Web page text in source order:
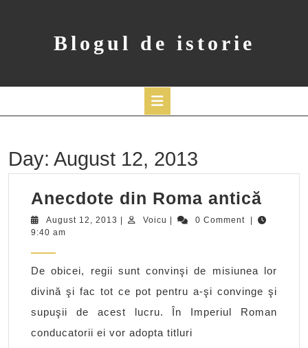
Blogul de istorie
Day: August 12, 2013
Anecdote din Roma antică
din
August 12, 2013 AugustVoicu Voicu 0 Comment
9:40 am
De obicei, regii sunt convinşi de misiunea lor
divină şi fac tot ce pot pentru a-şi convinge şi
supuşii de acest lucru. În Imperiul Roman
conducatorii ei vor adopta titluri